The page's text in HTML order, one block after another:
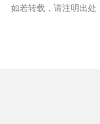
如若转载，请注明出